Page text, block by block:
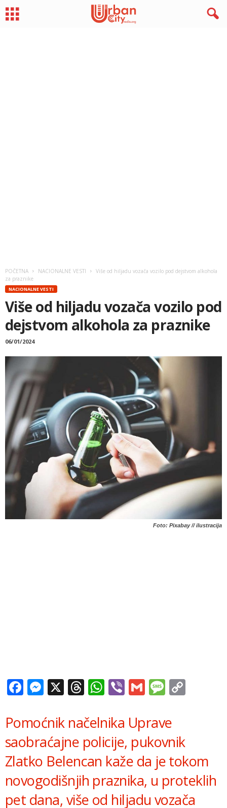
POČETNA NACIONALNE VESTI
Više od hiljadu vozača vozilo pod dejstvom alkohola
za praznike
NACIONALNE VESTI
Više od hiljadu vozača vozilo pod
dejstvom alkohola za praznike
06/01/2024
Foto: Pixabay // ilustracija
Facebook
Messenger
X Threads
WhatsApp
ViberGmail
Pomoćnik načelnika Uprave
saobraćajne policije, pukovnik
Zlatko Belencan kaže da je tokom
novogodišnjih praznika, u proteklih
pet dana, više od hiljadu vozača